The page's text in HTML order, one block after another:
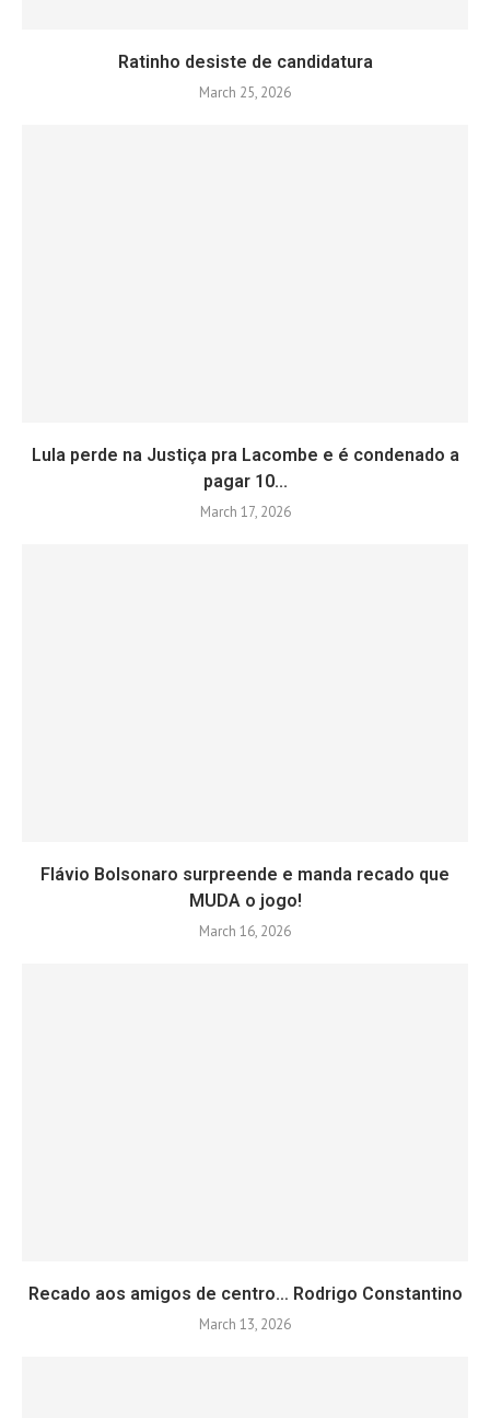
Ratinho desiste de candidatura
March 25, 2026
Lula perde na Justiça pra Lacombe e é condenado a
pagar 10...
March 17, 2026
Flávio Bolsonaro surpreende e manda recado que
MUDA o jogo!
March 16, 2026
Recado aos amigos de centro… Rodrigo Constantino
March 13, 2026